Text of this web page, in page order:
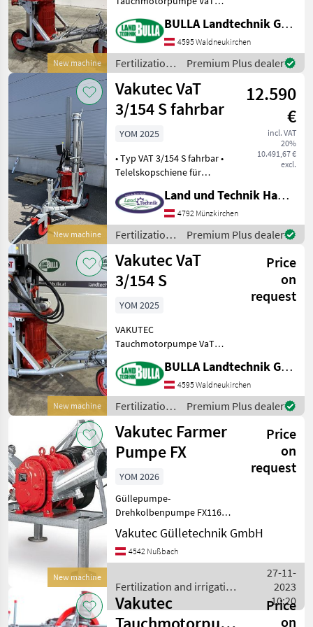
Vakutec
Bauer
Huber
Stöckli
Vogelsang
Show
all 10
MARKETPLACE
Marketplace
Dealer
offers
Classifieds
New machine
Elektromotor mit
Stern-/Dreieckschaltung +
Grubenöffnung Minimum
800 x 600mm +
Teleskopschiene für Rühren
bis
BULLA Landtechnik GmbH
4595 Waldneukirchen
Fertilization
and
irrigation
equipment /
Vakutec
Premium Plus dealer
New machine
Vakutec VaT
3/154 S fahrbar
12.590
€
incl. VAT
20%
10.491,67 €
excl.
YOM 2025
• Typ VAT 3/154 S fahrbar •
Telelskopschiene für
meter • 360 Grad Drehkranz
• Fass füllen und
umpumpen bis 5.100 l/ min
• Flexibler
Land und Technik HandelsgesmbH
4792 Münzkirchen
Fertilization
and
irrigation
equipment /
Vakutec
Premium Plus dealer
New machine
Vakutec VaT
3/154 S
Price
on
request
YOM 2025
VAKUTEC
Tauchmotorpumpe VaT
Elektromotor mit
Stern-/Dreieckschaltung +
Grubenöffnung Minimum
800 x 600mm +
Teleskopschiene für Rühren
bis
BULLA Landtechnik GmbH
4595 Waldneukirchen
Fertilization
and
irrigation
equipment /
Vakutec
Premium Plus dealer
New machine
Vakutec Farmer
Pumpe FX
Price
on
request
YOM 2026
Güllepumpe-
Drehkolbenpumpe FX116-
240 zum Umpumpen auf
einfache Art.
Serienausstattung: •
Drehrichtung reversierbar
je nach gewünschter
Ansaugs
Vakutec Gülletechnik GmbH
4542 Nußbach
Fertilization and irrigation
equipment / Vakutec
27-11-
2023
10:20
Vakutec
Price
on